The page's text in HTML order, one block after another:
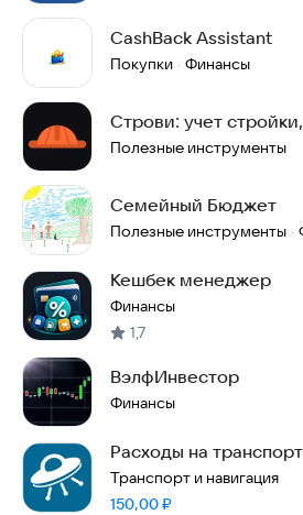
CashBack Assistant
Покупки · Финансы
Строви: учет
бюджет
Полезные инструменты
Семейный Бюджет
Полезные инструменты ·
Кешбек менеджер
Финансы
1,7
ВэлфИнвестор
Финансы
Расходы на транспорт
Транспорт и навигация
Цена:
150,00₽